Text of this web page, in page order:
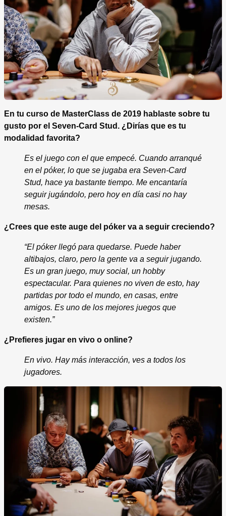
En tu curso de MasterClass de 2019 hablaste sobre tu
gusto por el Seven-Card Stud. ¿Dirías que es tu
modalidad favorita?
Es el juego con el que empecé. Cuando arranqué
en el póker, lo que se jugaba era Seven-Card
Stud, hace ya bastante tiempo. Me encantaría
seguir jugándolo, pero hoy en día casi no hay
mesas.
¿Crees que este auge del póker va a seguir creciendo?
“El póker llegó para quedarse. Puede haber
altibajos, claro, pero la gente va a seguir jugando.
Es un gran juego, muy social, un hobby
espectacular. Para quienes no viven de esto, hay
partidas por todo el mundo, en casas, entre
amigos. Es uno de los mejores juegos que
existen.”
¿Prefieres jugar en vivo o online?
En vivo. Hay más interacción, ves a todos los
jugadores.